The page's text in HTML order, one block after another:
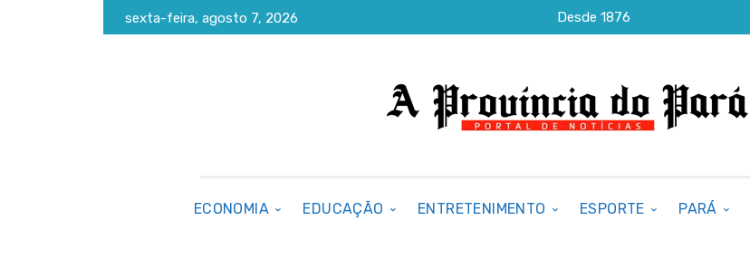
sexta-feira, agosto 7, 2026 Desde 1876
ECONOMIA EDUCAÇÃO ENTRETENIMENTO ESPORTE PARÁ